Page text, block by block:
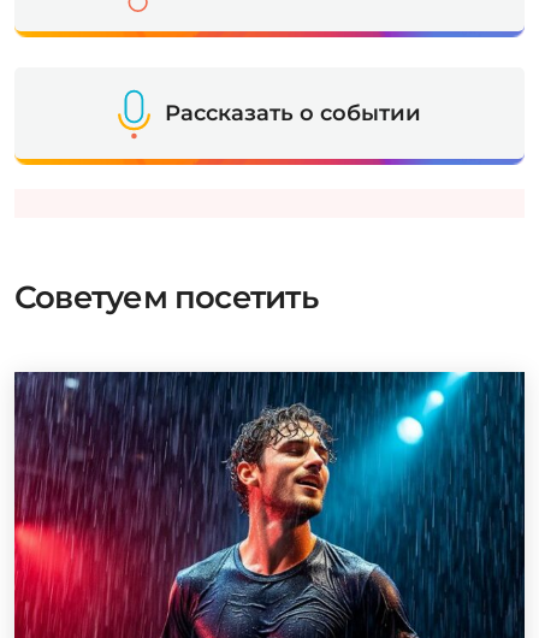
Рассказать о событии
Советуем посетить